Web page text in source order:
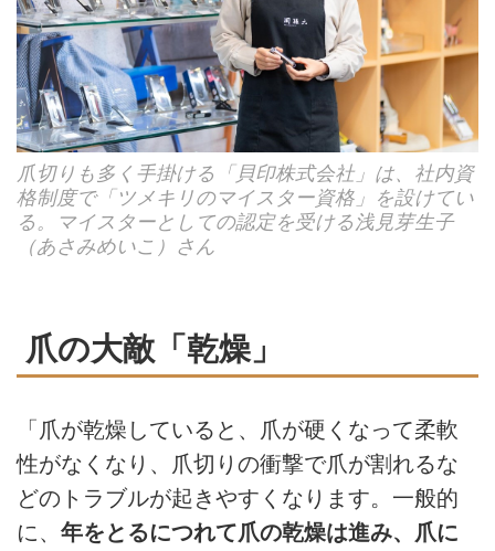
爪切りも多く手掛ける「貝印株式会社」は、社内資
格制度で「ツメキリのマイスター資格」を設けてい
る。マイスターとしての認定を受ける浅見芽生子
（あさみめいこ）さん
爪の大敵「乾燥」
「爪が乾燥していると、爪が硬くなって柔軟
性がなくなり、爪切りの衝撃で爪が割れるな
どのトラブルが起きやすくなります。一般的
に、 年をとるにつれて爪の乾燥は進み、爪に